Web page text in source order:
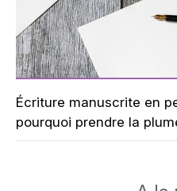
Écriture manuscrite en
pourquoi prendre la